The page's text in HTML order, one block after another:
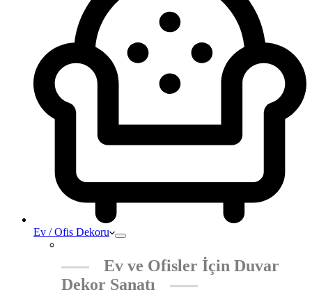
Ev / Ofis Dekoru
Ev ve Ofisler İçin Duvar
Dekor Sanatı